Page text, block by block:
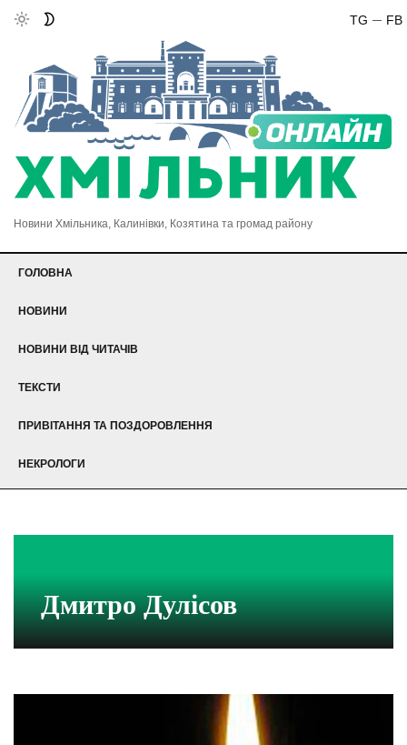
FB
TG
Новини Хмільника, Калинівки, Козятина та громад району
ГОЛОВНА
НОВИНИ
НОВИНИ ВІД ЧИТАЧІВ
ТЕКСТИ
ПРИВІТАННЯ ТА ПОЗДОРОВЛЕННЯ
НЕКРОЛОГИ
Дмитро Дулісов